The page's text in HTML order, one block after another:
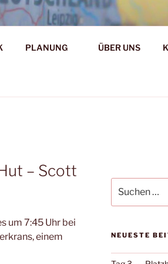
PLANUNG ÜBER UNS
– Scott
um 7:45 Uhr bei
einem
nach:
NEUESTE